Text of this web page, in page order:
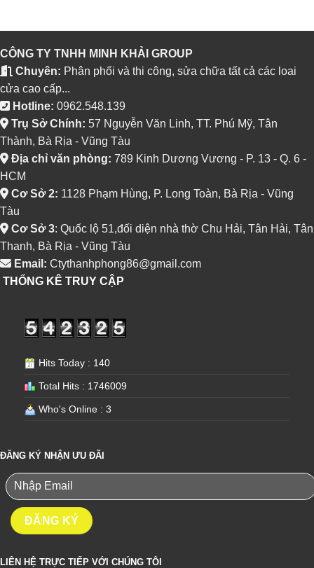
CÔNG TY TNHH MINH KHẢI GROUP
Chuyên: Phân phối và thi công, sửa chữa tất cả các loai
cửa cao cấp...
Hotline: 0962.548.139
Trụ Sở Chính: 57 Nguyễn Văn Linh, TT. Phú Mỹ, Tân
Thành, Bà Rịa - Vũng Tàu
Địa chỉ văn phòng: 789 Kinh Dương Vương - P. 13 - Q. 6 -
HCM
Cơ Sở 2: 1128 Phạm Hùng, P. Long Toàn, Bà Rịa - Vũng
Tàu
Cơ Sở 3: Quốc lộ 51,đối diện nhà thờ Chu Hải, Tân Hải, Tân
Thanh, Bà Rịa - Vũng Tàu
Email: Ctythanhphong86@gmail.com
THỐNG KÊ TRUY CẬP
Hits Today : 140
Total Hits : 1746009
Who's Online : 3
ĐĂNG KÝ NHẬN ƯU ĐÃI
LIÊN HỆ TRỰC TIẾP VỚI CHÚNG TÔI